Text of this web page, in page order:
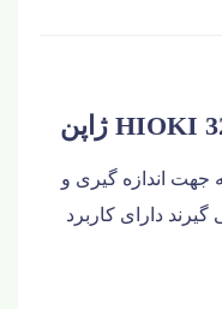
جهت اندازه گیری و
دارای کاربرد